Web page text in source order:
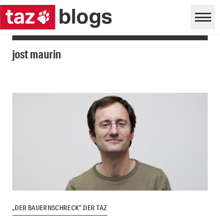
jost maurin
„DER BAUERNSCHRECK” DER TAZ